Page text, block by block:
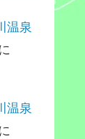
温泉
温泉